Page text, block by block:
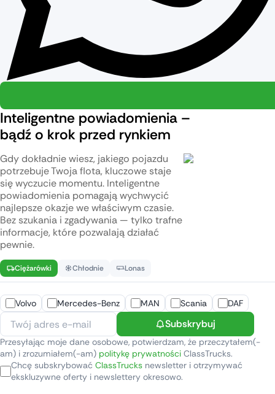
Inteligentne powiadomienia –
bądź o krok przed rynkiem
Gdy dokładnie wiesz, jakiego pojazdu
potrzebuje Twoja flota, kluczowe staje
się wyczucie momentu. Inteligentne
powiadomienia pomagają wychwycić
najlepsze okazje we właściwym czasie.
Bez szukania i zgadywania — tylko trafne
informacje, które pozwalają działać
pewnie.
Ciężarówki Chłodnie Lonas
Volvo Mercedes-Benz MAN Scania DAF
Subskrybuj
Przesyłając moje dane osobowe, potwierdzam, że przeczytałem(-
am) i zrozumiałem(-am) politykę prywatności ClassTrucks.
Chcę subskrybować ClassTrucks newsletter i otrzymywać
ekskluzywne oferty i newslettery okresowo.